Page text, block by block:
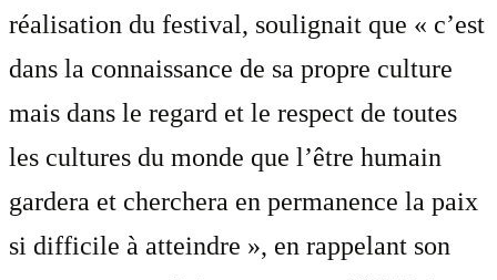
réalisation du festival, soulignait que « c’est
dans la connaissance de sa propre culture
mais dans le regard et le respect de toutes
les cultures du monde que l’être humain
gardera et cherchera en permanence la paix
si difficile à atteindre », en rappelant son